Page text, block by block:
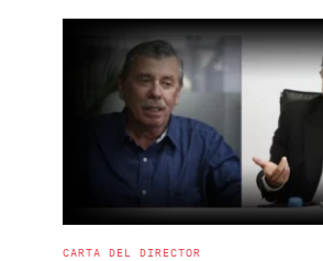
CARTA DEL DIRECTOR